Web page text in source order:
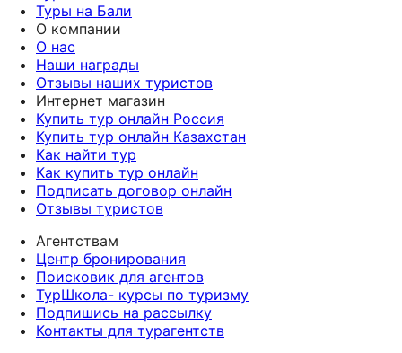
Туры на Бали
О компании
О нас
Наши награды
Отзывы наших туристов
Интернет магазин
Купить тур онлайн Россия
Купить тур онлайн Казахстан
Как найти тур
Как купить тур онлайн
Подписать договор онлайн
Отзывы туристов
Агентствам
Центр бронирования
Поисковик для агентов
ТурШкола- курсы по туризму
Подпишись на рассылку
Контакты для турагентств